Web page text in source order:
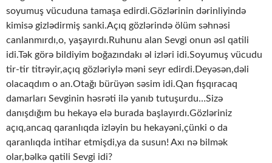
soyumuş vücuduna tamaşa edirdi.Gözlərinin dərinliyində
kimisə gizlədirmiş sanki.Açıq gözlərində ölüm səhnəsi
canlanmırdı,o, yaşayırdı.Ruhunu alan Sevgi onun əsl qatili
idi.Tək görə bildiyim boğazındakı əl izləri idi.Soyumuş vücudu
tir-tir titrəyir,açıq gözləriylə məni seyr edirdi.Deyəsən,dəli
olacaqdım o an.Otağı bürüyən səsim idi.Qan fışqıracaq
damarları Sevginin həsrəti ilə yanıb tutuşurdu…Sizə
danışdığım bu hekayə elə burada başlayırdı.Gözləriniz
açıq,ancaq qaranlıqda izləyin bu hekayəni,çünki o da
qaranlıqda intihar etmişdi,ya da susun! Axı nə bilmək
olar,bəlkə qatili Sevgi idi?